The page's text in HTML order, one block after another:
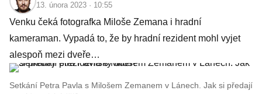
13. února 2023 · 10:55
Venku čeká fotografka Miloše Zemana i hradní
kameraman. Vypadá to, že by hradní rezident mohl vyjet
alespoň mezi dveře…
Setkání Petra Pavla s Milošem Zemanem v Lánech. Jak si předají